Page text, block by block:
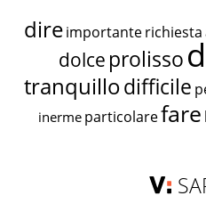
dire importante richiesta
dolce prolisso
tranquillodifficile
inerme particolarefare